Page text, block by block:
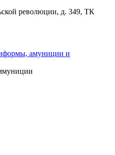
революции, д. 349, ТК